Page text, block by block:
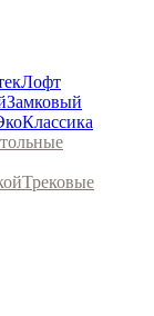
Лофт
Замковый
Классика
Трековые